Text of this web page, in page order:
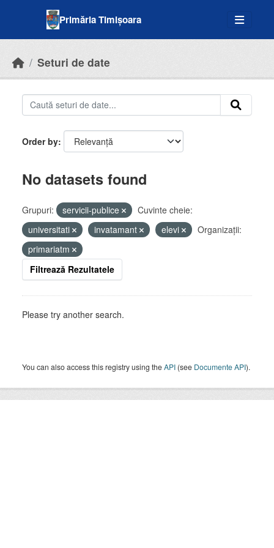
Primăria Timișoara
Seturi de date
Order by
No datasets found
Grupuri: servicii-publice
Cuvinte cheie:
universitati
invatamant elevi
Organizații:
primariatm
Filtrează Rezultatele
Please try another search.
You can also access this registry using theAPI (see Documente API).